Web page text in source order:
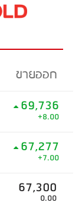
ขายออก
69,736
+8.00
67,277
+7.00
67,300
0.00